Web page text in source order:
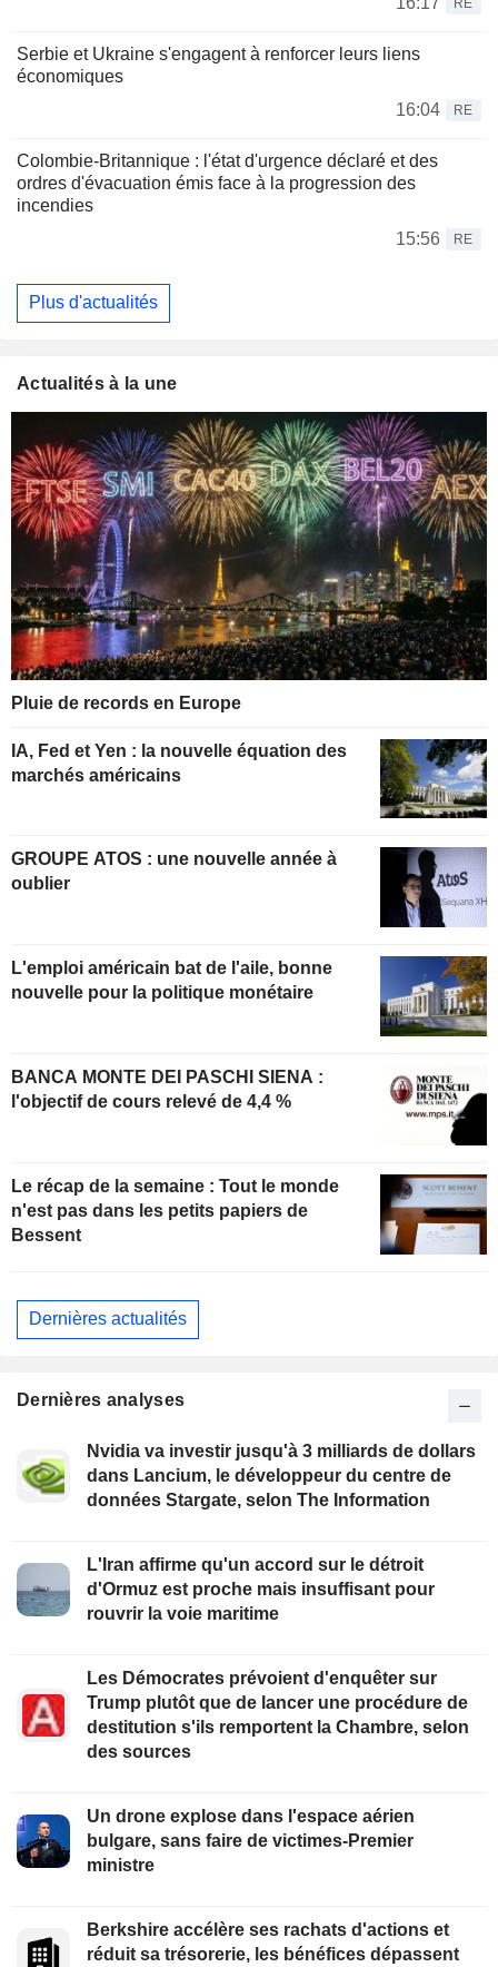
Serbie et Ukraine s'engagent à renforcer leurs liens
économiques
16:04
RE
Colombie-Britannique : l'état d'urgence déclaré et des
ordres d'évacuation émis face à la progression des
incendies
15:56
RE
Plus d'actualités
Actualités à la une
Pluie de records en Europe
IA, Fed et Yen : la nouvelle équation des
marchés américains
GROUPE ATOS : une nouvelle année à
oublier
L'emploi américain bat de l'aile, bonne
nouvelle pour la politique monétaire
BANCA MONTE DEI PASCHI SIENA :
l'objectif de cours relevé de 4,4 %
Le récap de la semaine : Tout le monde
n'est pas dans les petits papiers de
Bessent
Dernières actualités
Dernières analyses
Nvidia va investir jusqu'à 3 milliards de dollars
dans Lancium, le développeur du centre de
données Stargate, selon The Information
L'Iran affirme qu'un accord sur le détroit
d'Ormuz est proche mais insuffisant pour
rouvrir la voie maritime
Les Démocrates prévoient d'enquêter sur
Trump plutôt que de lancer une procédure de
destitution s'ils remportent la Chambre, selon
des sources
Un drone explose dans l'espace aérien
bulgare, sans faire de victimes-Premier
ministre
Berkshire accélère ses rachats d'actions et
réduit sa trésorerie, les bénéfices dépassent